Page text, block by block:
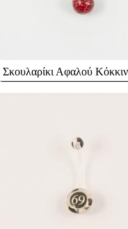
Σκουλαρίκι Αφαλού